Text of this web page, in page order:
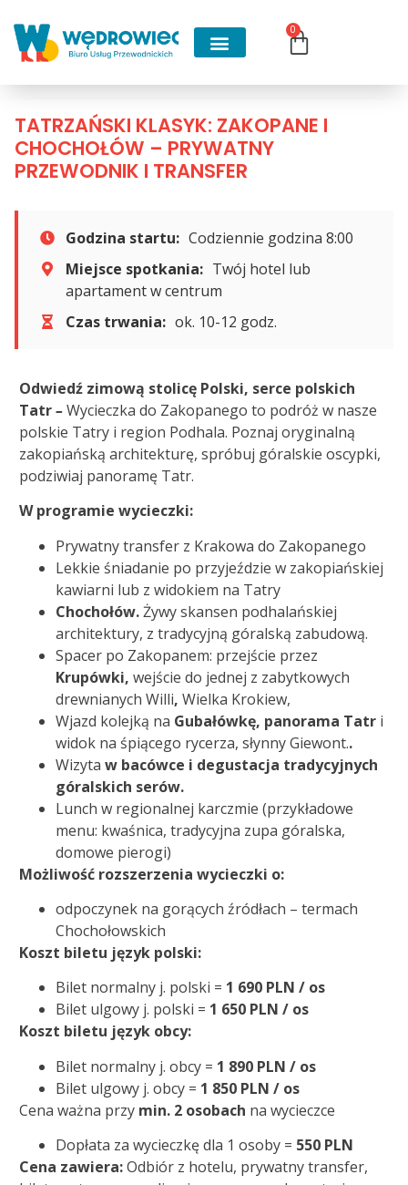
0
TATRZAŃSKI KLASYK: ZAKOPANE I
CHOCHOŁÓW – PRYWATNY
PRZEWODNIK I TRANSFER
Godzina startu: Codziennie godzina 8:00
Miejsce spotkania: Twój hotel lub
apartament w centrum
Czas trwania: ok. 10-12 godz.
Odwiedź zimową stolicę Polski, serce polskich
Tatr–Wycieczka do Zakopanego to podróż w nasze
polskie Tatry i region Podhala. Poznaj oryginalną
zakopiańską architekturę, spróbuj góralskie oscypki,
podziwiaj panoramę Tatr.
W programie wycieczki:
Prywatny transfer z Krakowa do Zakopanego
Lekkie śniadanie po przyjeździe w zakopiańskiej
kawiarni lub z widokiem na Tatry
Chochołów.Żywy skansen podhalańskiej
architektury, z tradycyjną góralską zabudową.
Spacer po Zakopanem: przejście przez
Krupówki, wejście do jednej z zabytkowych
drewnianych Willi, Wielka Krokiew,
Wjazd kolejką na Gubałówkę, panorama Tatr i
widok na śpiącego rycerza, słynny Giewont..
Wizyta w bacówce i degustacja tradycyjnych
góralskich serów.
Lunch w regionalnej karczmie (przykładowe
menu: kwaśnica, tradycyjna zupa góralska,
domowe pierogi)
Możliwość rozszerzenia wycieczki o:
odpoczynek na gorących źródłach – termach
Chochołowskich
Koszt biletu język polski:
Bilet normalny j. polski = 1 690 PLN / os
Bilet ulgowy j. polski = 1 650 PLN / os
Koszt biletu język obcy:
Bilet normalny j. obcy = 1 890 PLN / os
Bilet ulgowy j. obcy = 1 850 PLN / os
Cena ważna przy min. 2 osobach na wycieczce
Dopłata za wycieczkę dla 1 osoby = 550 PLN
Cena zawiera:Odbiór z hotelu, prywatny transfer,